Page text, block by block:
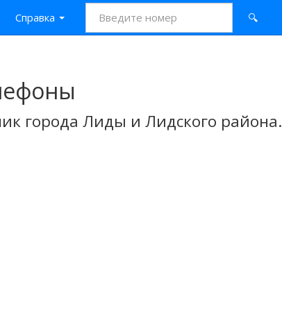
Справка 🔍
города Лиды и Лидского района.